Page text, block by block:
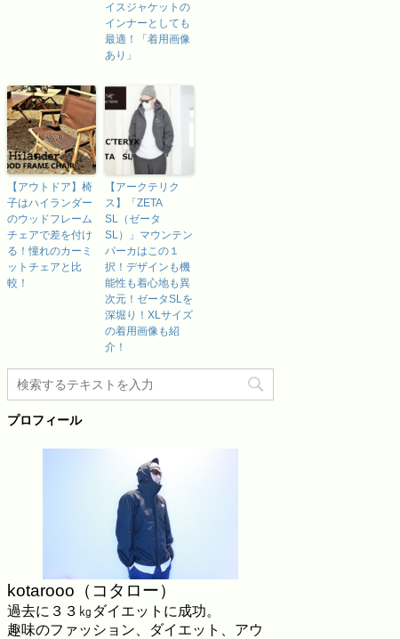
イスジャケットの
インナーとしても
最適！「着用画像
あり」
【アウトドア】椅
子はハイランダー
のウッドフレーム
チェアで差を付け
る！憧れのカーミ
ットチェアと比
較！
【アークテリク
ス】「ZETA
SL（ゼータ
SL）」マウンテン
パーカはこの１
択！デザインも機
能性も着心地も異
次元！ゼータSLを
深堀り！XLサイズ
の着用画像も紹
介！
プロフィール
kotarooo（コタロー）
過去に３３㎏ダイエットに成功。
趣味のファッション、ダイエット、アウ